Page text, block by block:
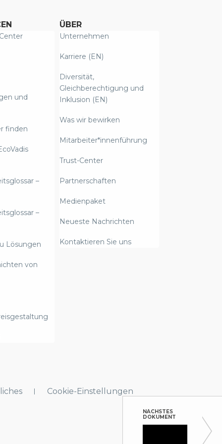
NÄCHSTES
DOKUMENT
und
finden
–
–
Lösungen
von
ÜBER
Unternehmen
Karriere (EN)
Diversität,
Gleichberechtigung und
Inklusion (EN)
Was wir bewirken
Mitarbeiter*innenführung
Trust-Center
Partnerschaften
Medienpaket
Neueste Nachrichten
Kontaktieren Sie uns
Cookie-Einstellungen